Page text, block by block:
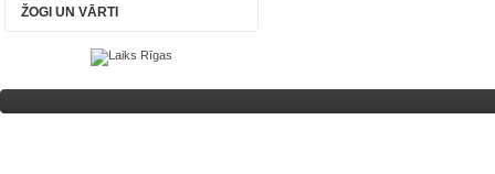
ŽOGI UN VĀRTI